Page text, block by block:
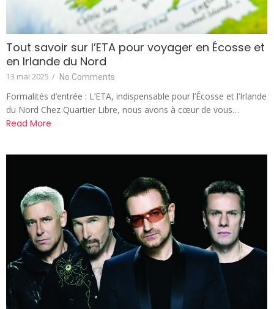
Tout savoir sur l’ETA pour voyager en Écosse et
en Irlande du Nord
13 mai 2025 / No Comments
Formalités d’entrée : L’ETA, indispensable pour l’Écosse et l’Irlande
du Nord Chez Quartier Libre, nous avons à cœur de vous…
Read More